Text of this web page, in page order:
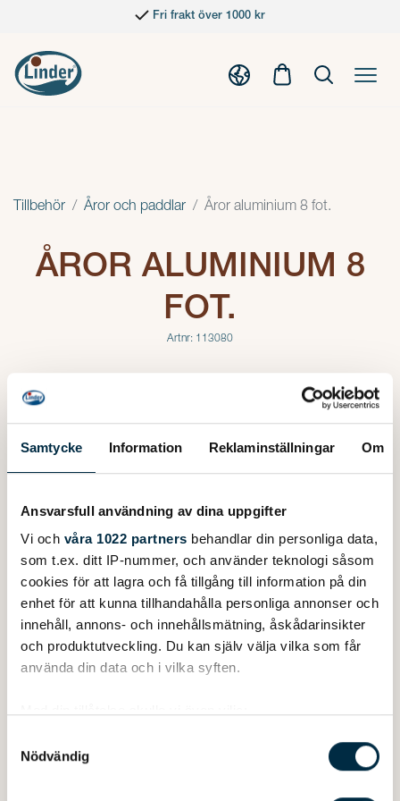
Samtycke Information Reklaminställningar Om
Ansvarsfull användning av dina uppgifter
Vi och våra 1022 partners behandlar din personliga data,
som t.ex. ditt IP-nummer, och använder teknologi såsom
cookies för att lagra och få tillgång till information på din
enhet för att kunna tillhandahålla personliga annonser och
innehåll, annons- och innehållsmätning, åskådarinsikter
och produktutveckling. Du kan själv välja vilka som får
använda din data och i vilka syften.
som kan ha en noggrannhet på upp till flera meter
Nödvändig
Fri frakt över 1000 kr
Tillbehör Åror och paddlar Åror aluminium 8 fot.
ÅROR ALUMINIUM 8
FOT.
Artnr: 113080
2400 mm åror av aluminium med årblad av plast.